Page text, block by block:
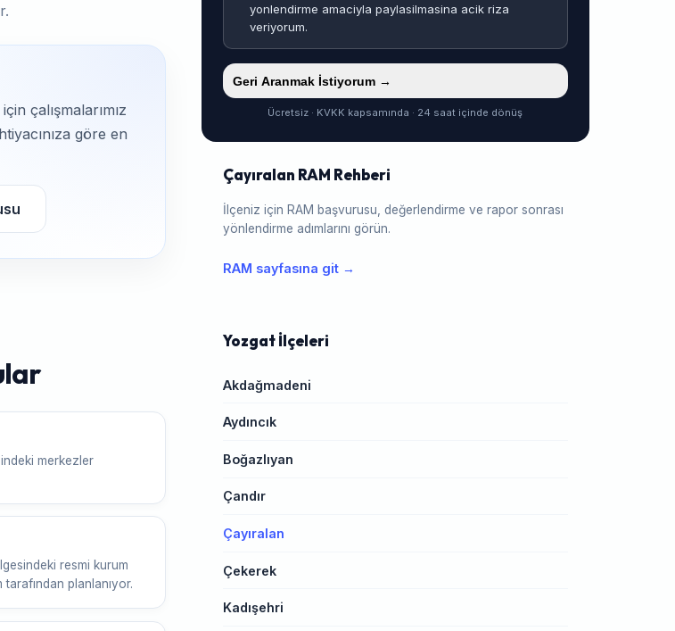
çalışmalarımız
göre en
merkezler
resmi kurum
planlanıyor.
yonlendirme amaciyla paylasilmasina acik riza
veriyorum.
Geri Aranmak İstiyorum →
Ücretsiz · KVKK kapsamında · 24 saat içinde dönüş
Çayıralan RAM Rehberi
İlçeniz için RAM başvurusu, değerlendirme ve rapor sonrası
yönlendirme adımlarını görün.
RAM sayfasına git →
Yozgat İlçeleri
Akdağmadeni
Aydıncık
Boğazlıyan
Çandır
Çayıralan
Çekerek
Kadışehri